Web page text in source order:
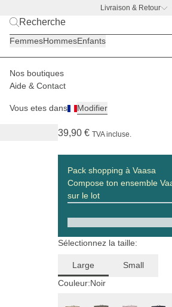
Livraison & Retour
BACK TO WORK —
FemmesHommesEnfants
Nos boutiques
Aide & Contact
Vous etes dans Modifier
Femmes Paniers
39,90 € TVA incluse.
Pack shopping à Vaasa
Compose ton ensemble
sur le lot
Sélectionnez la taille:
Large
Small
Couleur:Noir